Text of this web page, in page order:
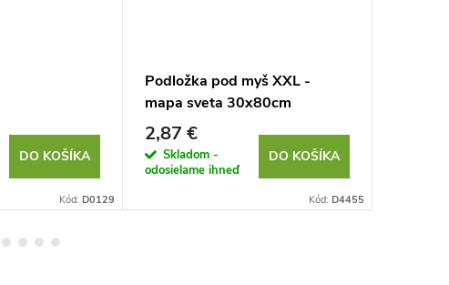
DO KOŠÍKA
Kód: D0129
Podložka pod myš XXL -
mapa sveta 30x80cm
2,87 €
Skladom -
odosielame ihneď
DO KOŠÍKA
Kód: D4455